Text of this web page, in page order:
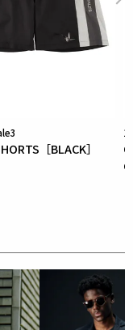
鶴+113G)は熱圧
にて修理対応を
ン4%
［BLACK］